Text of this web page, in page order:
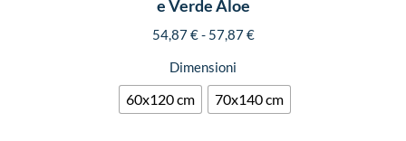
e Verde Aloe
54,87€- 57,87€
Dimensioni
60x120 cm 70x140 cm